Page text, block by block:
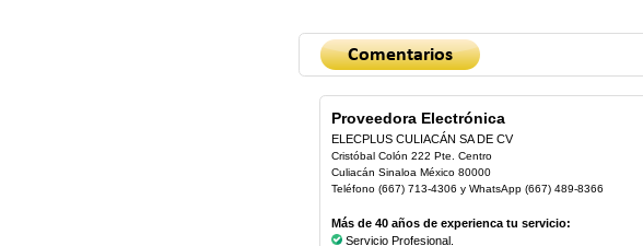
Proveedora Electrónica
ELECPLUS CULIACÁN SA DE CV
Cristóbal Colón 222 Pte. Centro
Culiacán Sinaloa México 80000
Teléfono (667) 713-4306 y WhatsApp (667) 489-8366
Más de 40 años de experienca tu servicio:
Servicio Profesional.